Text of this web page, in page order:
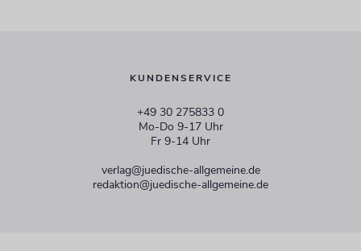
KUNDENSERVICE
+49 30 275833 0
Mo-Do 9-17 Uhr
Fr 9-14 Uhr
verlag@juedische-allgemeine.de
redaktion@juedische-allgemeine.de